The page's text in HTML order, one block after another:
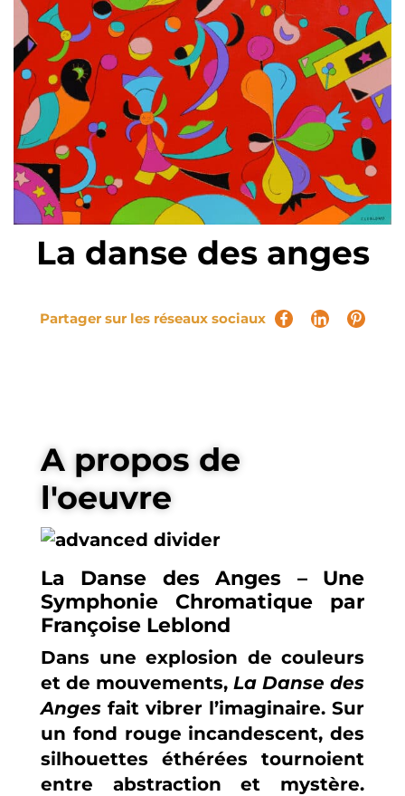
La danse des anges
Partager sur les réseaux sociaux
A propos de
l'oeuvre
La Danse des Anges – Une
Symphonie Chromatique par
Françoise Leblond
Dans une explosion de couleurs
et de mouvements, La Danse des
Anges fait vibrer l’imaginaire. Sur
un fond rouge incandescent, des
silhouettes éthérées tournoient
entre abstraction et mystère.